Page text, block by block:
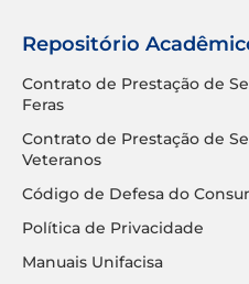
Repositório
Contrato de Prestação de
Feras
Contrato de Prestação de
Veteranos
Código de Defesa do
Política de Privacidade
Manuais Unifacisa